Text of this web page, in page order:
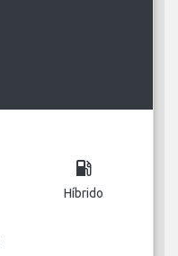
local_gas_station
Híbrido